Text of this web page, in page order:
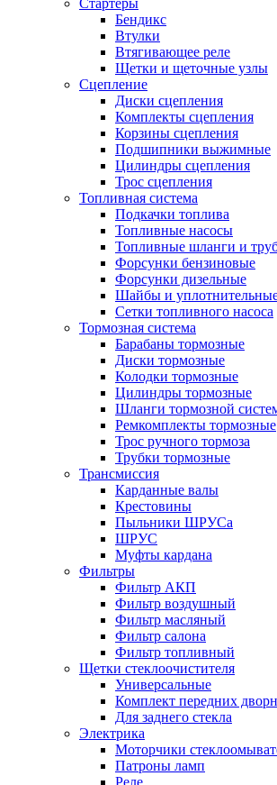
Стартеры
Бендикс
Втулки
Втягивающее реле
Щетки и щеточные узлы
Сцепление
Диски сцепления
Комплекты сцепления
Корзины сцепления
Подшипники выжимные
Цилиндры сцепления
Трос сцепления
Топливная система
Подкачки топлива
Топливные насосы
Топливные шланги и
Форсунки бензиновые
Форсунки дизельные
Шайбы и
Сетки топливного насоса
Тормозная система
Барабаны тормозные
Диски тормозные
Колодки тормозные
Цилиндры тормозные
Шланги тормозной
Ремкомплекты тормозные
Трос ручного тормоза
Трубки тормозные
Трансмиссия
Карданные валы
Крестовины
Пыльники ШРУСа
ШРУС
Муфты кардана
Фильтры
Фильтр АКП
Фильтр воздушный
Фильтр масляный
Фильтр салона
Фильтр топливный
Щетки стеклоочистителя
Универсальные
Комплект передних
Для заднего стекла
Электрика
Моторчики
Патроны ламп
Реле